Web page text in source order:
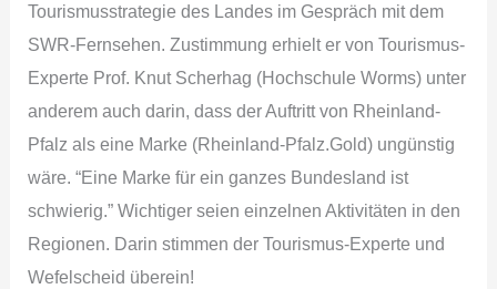
Tourismusstrategie des Landes im Gespräch mit dem
SWR-Fernsehen. Zustimmung erhielt er von Tourismus-
Experte Prof. Knut Scherhag (Hochschule Worms) unter
anderem auch darin, dass der Auftritt von Rheinland-
Pfalz als eine Marke (Rheinland-Pfalz.Gold) ungünstig
wäre. “Eine Marke für ein ganzes Bundesland ist
schwierig.” Wichtiger seien einzelnen Aktivitäten in den
Regionen. Darin stimmen der Tourismus-Experte und
Wefelscheid überein!